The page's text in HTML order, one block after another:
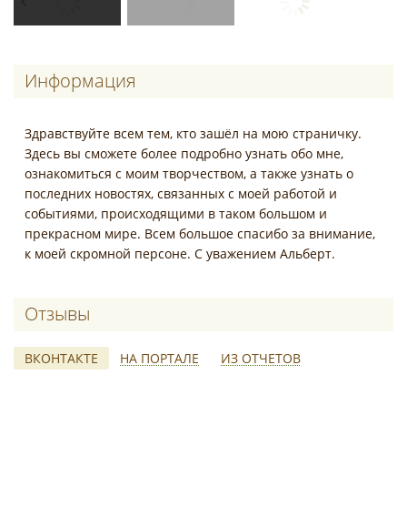
Информация
Здравствуйте всем тем, кто зашёл на мою страничку.
Здесь вы сможете более подробно узнать обо мне,
ознакомиться с моим творчеством, а также узнать о
последних новостях, связанных с моей работой и
событиями, происходящими в таком большом и
прекрасном мире. Всем большое спасибо за внимание,
к моей скромной персоне. С уважением Альберт.
Отзывы о Альберт Корабельников
ВКОНТАКТЕ НА ПОРТАЛЕ ИЗ ОТЧЕТОВ